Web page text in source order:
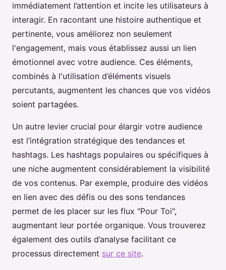
immédiatement l’attention et incite les utilisateurs à
interagir. En racontant une histoire authentique et
pertinente, vous améliorez non seulement
l'engagement, mais vous établissez aussi un lien
émotionnel avec votre audience. Ces éléments,
combinés à l'utilisation d’éléments visuels
percutants, augmentent les chances que vos vidéos
soient partagées.
Un autre levier crucial pour élargir votre audience
est l’intégration stratégique des tendances et
hashtags. Les hashtags populaires ou spécifiques à
une niche augmentent considérablement la visibilité
de vos contenus. Par exemple, produire des vidéos
en lien avec des défis ou des sons tendances
permet de les placer sur les flux "Pour Toi",
augmentant leur portée organique. Vous trouverez
également des outils d’analyse facilitant ce
processus directement sur ce site.